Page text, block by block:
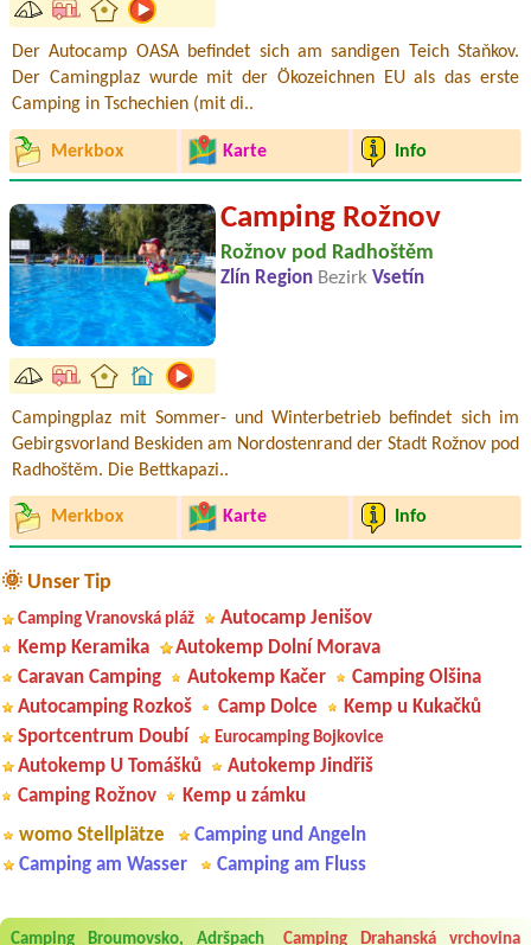
Der Autocamp OASA befindet sich am sandigen Teich Staňkov.
Der Camingplaz wurde mit der Ökozeichnen EU als das erste
Camping in Tschechien (mit di..
Merkbox Karte Info
Camping Rožnov
Rožnov pod Radhoštěm
Zlín Region Bezirk Vsetín
Campingplaz mit Sommer- und Winterbetrieb befindet sich im
Gebirgsvorland Beskiden am Nordostenrand der Stadt Rožnov pod
Radhoštěm. Die Bettkapazi..
Merkbox Karte Info
🌞 Unser Tip
Camping Vranovská pláž
Autocamp Jenišov
Kemp Keramika
Autokemp Dolní Morava
Caravan Camping
Autokemp Kačer
Camping Olšina
Autocamping Rozkoš
Camp Dolce
Kemp u Kukačků
Sportcentrum Doubí
Eurocamping Bojkovice
Autokemp U Tomášků
Autokemp Jindřiš
Camping Rožnov
Kemp u zámku
womo Stellplätze
Camping und Angeln
Camping am Wasser
Camping am Fluss
Camping Broumovsko, Adršpach Camping Drahanská vrchovina
Byli jsme zde v týdnu od 25.7. do 1.8. 2026. Kemp jako takový je pěkný.